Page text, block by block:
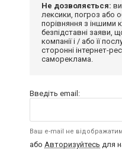
Не дозволяється:
лексики, погроз або
порівняння з іншими
безпідставні заяви,
компанії і / або її
сторонні інтернет-
самореклама.
Введіть email:
Ваш e-mail не
або Авторизуйтесь для